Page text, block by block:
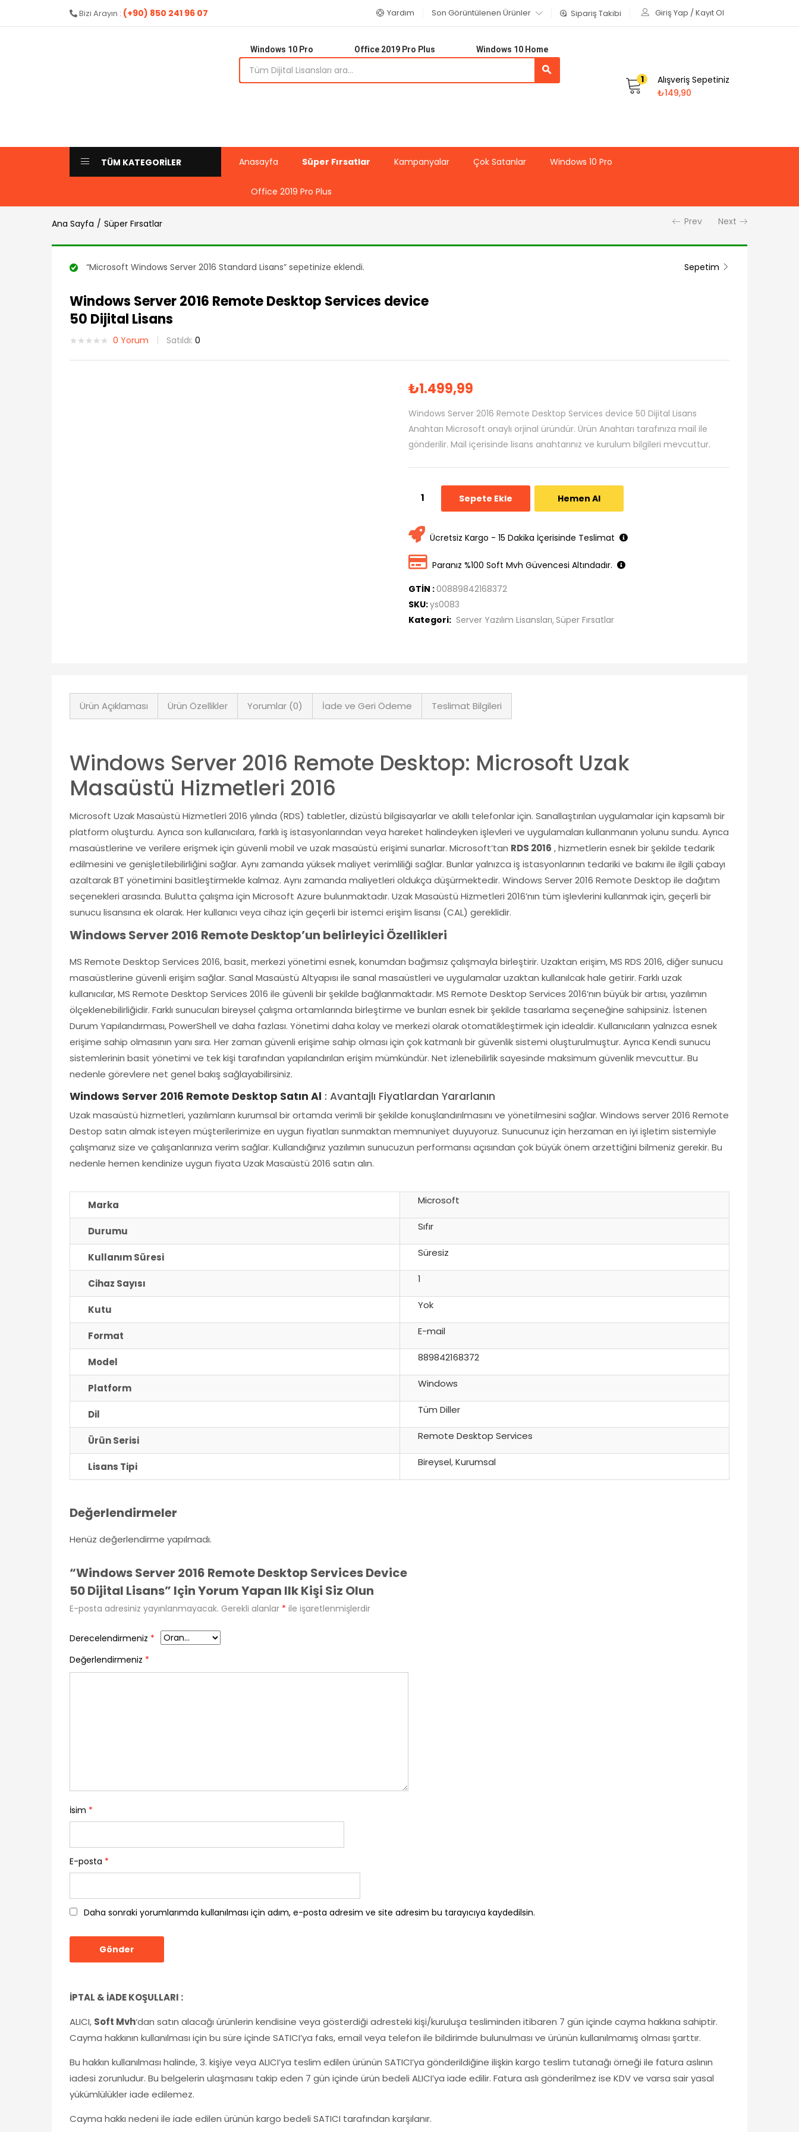
Bizi Arayın : (+90) 850 241 96 07 Yardım Son Görüntülenen Ürünler Sipariş Takibi Giriş Yap / Kayıt Ol
Windows 10 Pro Office 2019 Pro Plus Windows 10 Home
1
Alışveriş Sepetiniz
₺149,90
TÜM KATEGORİLER Anasayfa Süper Fırsatlar Kampanyalar Çok Satanlar Windows 10 Pro
Office 2019 Pro Plus
Ana Sayfa Süper Fırsatlar Prev Next
“Microsoft Windows Server 2016 Standard Lisans” sepetinize eklendi. Sepetim
Windows Server 2016 Remote Desktop Services device
50 Dijital Lisans
0 Yorum Satıldı: 0
₺1.499,99
Windows Server 2016 Remote Desktop Services device 50 Dijital Lisans
Anahtarı Microsoft onaylı orjinal üründür. Ürün Anahtarı tarafınıza mail ile
gönderilir. Mail içerisinde lisans anahtarınız ve kurulum bilgileri mevcuttur.
Sepete Ekle Hemen Al
Ücretsiz Kargo - 15 Dakika İçerisinde Teslimat
Paranız %100 Soft Mvh Güvencesi Altındadır.
GTİN :00889842168372
SKU:ys0083
Kategori: Server Yazılım Lisansları Süper Fırsatlar
Ürün Açıklaması Ürün Özellikler Yorumlar (0) İade ve Geri Ödeme Teslimat Bilgileri
Windows Server 2016 Remote Desktop: Microsoft Uzak
Masaüstü Hizmetleri 2016
Microsoft Uzak Masaüstü Hizmetleri 2016 yılında (RDS) tabletler, dizüstü bilgisayarlar ve akıllı telefonlar için. Sanallaştırılan uygulamalar için kapsamlı bir
platform oluşturdu. Ayrıca son kullanıcılara, farklı iş istasyonlarından veya hareket halindeyken işlevleri ve uygulamaları kullanmanın yolunu sundu. Ayrıca
masaüstlerine ve verilere erişmek için güvenli mobil ve uzak masaüstü erişimi sunarlar. Microsoft’tan RDS 2016 , hizmetlerin esnek bir şekilde tedarik
edilmesini ve genişletilebilirliğini sağlar. Aynı zamanda yüksek maliyet verimliliği sağlar. Bunlar yalnızca iş istasyonlarının tedariki ve bakımı ile ilgili çabayı
azaltarak BT yönetimini basitleştirmekle kalmaz. Aynı zamanda maliyetleri oldukça düşürmektedir. Windows Server 2016 Remote Desktop ile dağıtım
seçenekleri arasında. Bulutta çalışma için Microsoft Azure bulunmaktadır. Uzak Masaüstü Hizmetleri 2016’nın tüm işlevlerini kullanmak için, geçerli bir
sunucu lisansına ek olarak. Her kullanıcı veya cihaz için geçerli bir istemci erişim lisansı (CAL) gereklidir.
Windows Server 2016 Remote Desktop’un belirleyici Özellikleri
MS Remote Desktop Services 2016, basit, merkezi yönetimi esnek, konumdan bağımsız çalışmayla birleştirir. Uzaktan erişim, MS RDS 2016, diğer sunucu
masaüstlerine güvenli erişim sağlar. Sanal Masaüstü Altyapısı ile sanal masaüstleri ve uygulamalar uzaktan kullanılcak hale getirir. Farklı uzak
kullanıcılar, MS Remote Desktop Services 2016 ile güvenli bir şekilde bağlanmaktadır. MS Remote Desktop Services 2016’nın büyük bir artısı, yazılımın
ölçeklenebilirliğidir. Farklı sunucuları bireysel çalışma ortamlarında birleştirme ve bunları esnek bir şekilde tasarlama seçeneğine sahipsiniz. İstenen
Durum Yapılandırması, PowerShell ve daha fazlası. Yönetimi daha kolay ve merkezi olarak otomatikleştirmek için idealdir. Kullanıcıların yalnızca esnek
erişime sahip olmasının yanı sıra. Her zaman güvenli erişime sahip olması için çok katmanlı bir güvenlik sistemi oluşturulmuştur. Ayrıca Kendi sunucu
sistemlerinin basit yönetimi ve tek kişi tarafından yapılandırılan erişim mümkündür. Net izlenebilirlik sayesinde maksimum güvenlik mevcuttur. Bu
nedenle görevlere net genel bakış sağlayabilirsiniz.
Windows Server 2016 Remote Desktop Satın Al : Avantajlı Fiyatlardan Yararlanın
Uzak masaüstü hizmetleri, yazılımların kurumsal bir ortamda verimli bir şekilde konuşlandırılmasını ve yönetilmesini sağlar. Windows server 2016 Remote
Destop satın almak isteyen müşterilerimize en uygun fiyatları sunmaktan memnuniyet duyuyoruz. Sunucunuz için herzaman en iyi işletim sistemiyle
çalışmanız size ve çalışanlarınıza verim sağlar. Kullandığınız yazılımın sunucuzun performansı açısından çok büyük önem arzettiğini bilmeniz gerekir. Bu
nedenle hemen kendinize uygun fiyata Uzak Masaüstü 2016 satın alın.
Marka Microsoft
Durumu Sıfır
Kullanım Süresi Süresiz
Cihaz Sayısı 1
Kutu Yok
Format E-mail
Model 889842168372
Platform Windows
Dil Tüm Diller
Ürün Serisi Remote Desktop Services
Lisans Tipi Bireysel,Kurumsal
Değerlendirmeler
Henüz değerlendirme yapılmadı.
“Windows Server 2016 Remote Desktop Services Device
50 Dijital Lisans” Için Yorum Yapan Ilk Kişi Siz Olun
E-posta adresiniz yayınlanmayacak. Gerekli alanlar * ile işaretlenmişlerdir
Derecelendirmeniz *
Değerlendirmeniz *
İsim *
E-posta *
Daha sonraki yorumlarımda kullanılması için adım, e-posta adresim ve site adresim bu tarayıcıya kaydedilsin.
İPTAL & İADE KOŞULLARI :
ALICI, Soft Mvh‘dan satın alacağı ürünlerin kendisine veya gösterdiği adresteki kişi/kuruluşa tesliminden itibaren 7 gün içinde cayma hakkına sahiptir.
Cayma hakkının kullanılması için bu süre içinde SATICI’ya faks, email veya telefon ile bildirimde bulunulması ve ürünün kullanılmamış olması şarttır.
Bu hakkın kullanılması halinde, 3. kişiye veya ALICI’ya teslim edilen ürünün SATICI’ya gönderildiğine ilişkin kargo teslim tutanağı örneği ile fatura aslının
iadesi zorunludur. Bu belgelerin ulaşmasını takip eden 7 gün içinde ürün bedeli ALICI’ya iade edilir. Fatura aslı gönderilmez ise KDV ve varsa sair yasal
yükümlülükler iade edilemez.
Cayma hakkı nedeni ile iade edilen ürünün kargo bedeli SATICI tarafından karşılanır.